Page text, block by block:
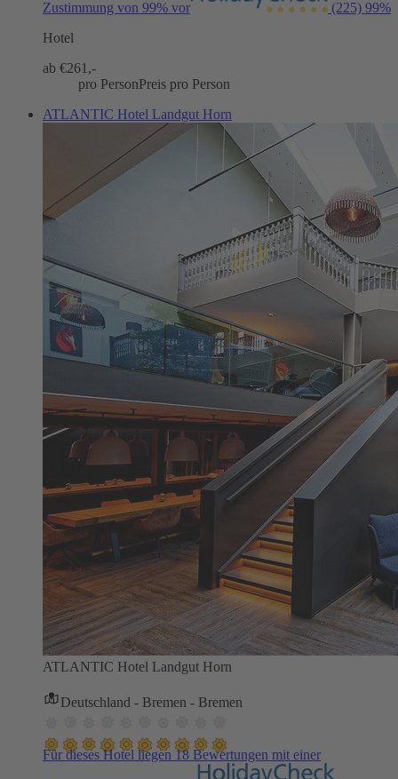
Zustimmung von 99% vor (225) 99%
Hotel
ab €261,-
pro PersonPreis pro Person
ATLANTIC Hotel Landgut Horn
ATLANTIC Hotel Landgut Horn
Deutschland - Bremen - Bremen
Für dieses Hotel liegen 18 Bewertungen mit einer